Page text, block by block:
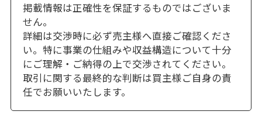
掲載情報は正確性を保証するものではございま
せん。
詳細は交渉時に必ず売主様へ直接ご確認くださ
い。特に事業の仕組みや収益構造について十分
にご理解・ご納得の上で交渉されてください。
取引に関する最終的な判断は買主様ご自身の責
任でお願いいたします。